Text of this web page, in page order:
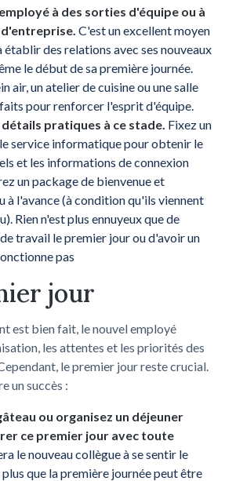
à des sorties d'équipe ou à
C'est un excellent moyen
établir des relations avec ses nouveaux
le début de sa première journée.
air, un atelier de cuisine ou une salle
pour renforcer l'esprit d'équipe.
pratiques à ce stade. Fixez un
service informatique pour obtenir le
et les informations de connexion
un package de bienvenue et
à l'avance (à condition qu'ils viennent
Rien n'est plus ennuyeux que de
travail le premier jour ou d'avoir un
pas
jour
est bien fait, le nouvel employé
les attentes et les priorités des
le premier jour reste crucial.
un succès :
ou organisez un déjeuner
ce premier jour avec toute
le nouveau collègue à se sentir le
que la première journée peut être